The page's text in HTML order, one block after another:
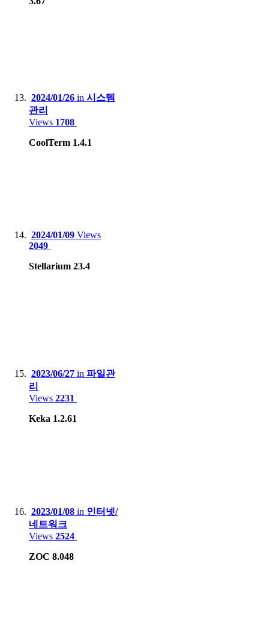
2024/01/26 in 시스템
관리
Views 1708
CoolTerm 1.4.1
2024/01/09 Views
2049
Stellarium 23.4
2023/06/27 in 파일관
리
Views 2231
Keka 1.2.61
2023/01/08 in 인터넷/
네트워크
Views 2524
ZOC 8.048